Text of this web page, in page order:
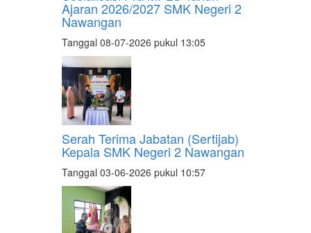
Ajaran 2026/2027 SMK Negeri 2
Nawangan
Tanggal 08-07-2026 pukul 13:05
Serah Terima Jabatan (Sertijab)
Kepala SMK Negeri 2 Nawangan
Tanggal 03-06-2026 pukul 10:57